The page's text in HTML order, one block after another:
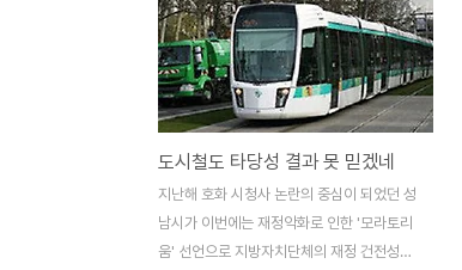
다고 합니다. 더군다나 민자사업으로 이루어
진 계약이기 때문에 김해시와 부산시가 매년
적자를 보전해주어야 한다는 것입니다. 경남
신문과 경남도민일보 보도를 보면, 김해시 국
회의원인 김정권 의원이 경전철 적자 예상금
액이 부풀려졌을 가능성이 있다고 문제를 제
기하였습니다. 그러나, 2000년 무렵 사업타
당성을 검토할 당시 당초 하루에 17만6358
명이 이용할 것이라고 예..
도시철도 타당성 결과 못 믿겠네
지난해 호화 시청사 논란의 중심이 되었던 성
남시가 이번에는 재정악화로 인한 '모라토리
움' 선언으로 지방자치단체의 재정 건전성에